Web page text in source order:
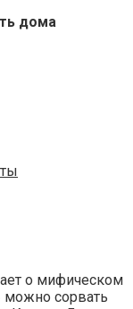
дома
о мифическом
можно сорвать